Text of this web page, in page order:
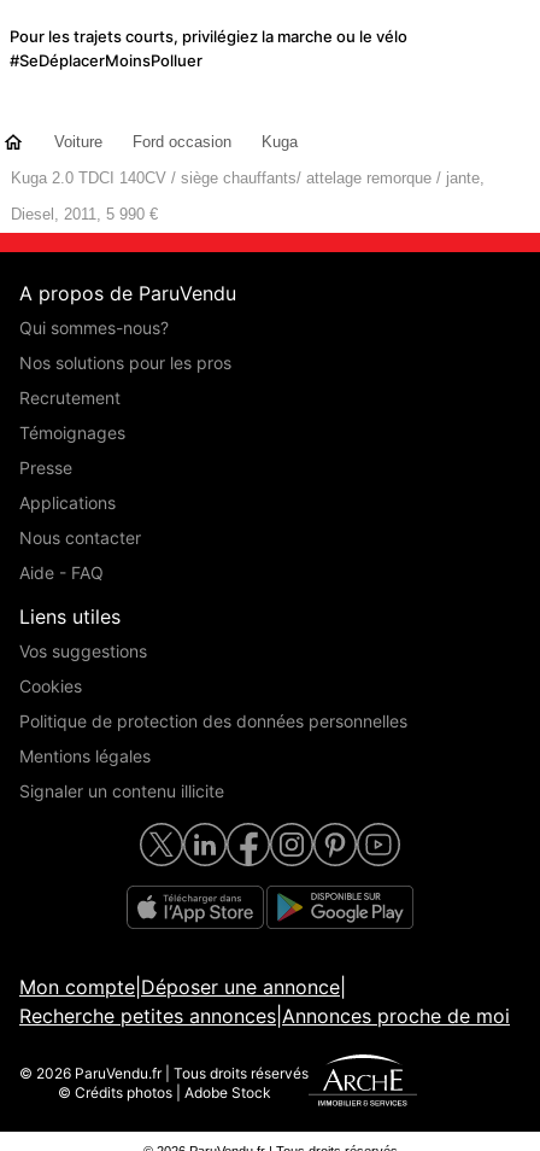
Pour les trajets courts, privilégiez la marche ou le vélo
#SeDéplacerMoinsPolluer
Voiture Ford occasion
Kuga
Kuga 2.0 TDCI 140CV / siège chauffants/ attelage remorque / jante,
Diesel, 2011, 5 990 €
A propos de ParuVendu
Qui sommes-nous?
Nos solutions pour les pros
Recrutement
Témoignages
Presse
Applications
Nous contacter
Aide - FAQ
Liens utiles
Vos suggestions
Cookies
Politique de protection des données personnelles
Mentions légales
Signaler un contenu illicite
Mon compte Déposer une annonce
Recherche petites annonces Annonces proche de moi
© 2026 ParuVendu.fr | Tous droits réservés
© Crédits photos | Adobe Stock